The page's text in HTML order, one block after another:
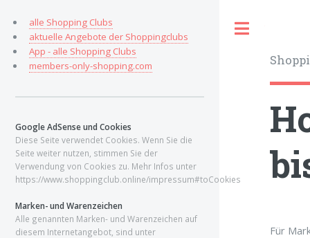
Für
alle Shopping Clubs
aktuelle Angebote der Shoppingclubs
App - alle Shopping Clubs
members-only-shopping.com
Google AdSense und Cookies
Diese Seite verwendet Cookies. Wenn Sie die
Seite weiter nutzen, stimmen Sie der
Verwendung von Cookies zu. Mehr Infos unter
https://www.shoppingclub.online/impressum#toCookies
Marken- und Warenzeichen
Alle genannten Marken- und Warenzeichen auf
diesem Internetangebot, sind unter